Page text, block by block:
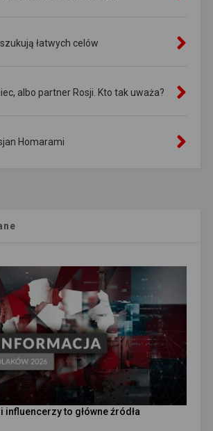
łatwych celów
albo partner Rosji. Kto tak uważa?
Homarami
influencerzy to główne źródła